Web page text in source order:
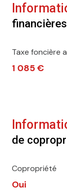
financières
Taxe foncière
1 085 €
de
Copropriété
Oui